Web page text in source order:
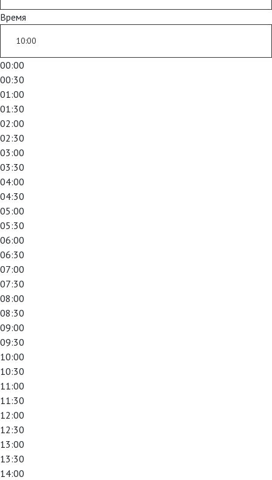
Время
00:00
00:30
01:00
01:30
02:00
02:30
03:00
03:30
04:00
04:30
05:00
05:30
06:00
06:30
07:00
07:30
08:00
08:30
09:00
09:30
10:00
10:30
11:00
11:30
12:00
12:30
13:00
13:30
14:00